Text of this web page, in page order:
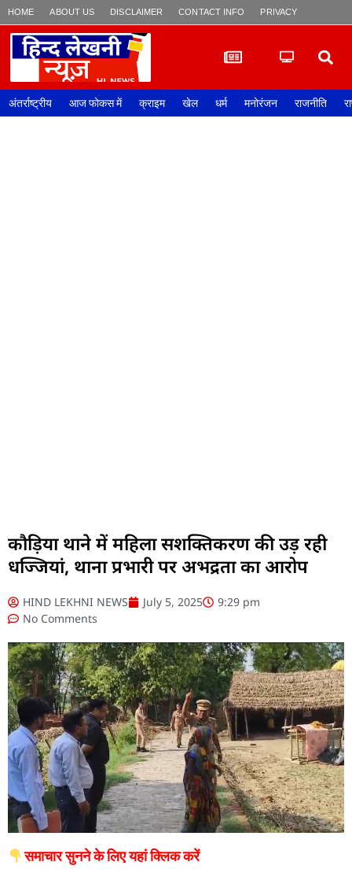
HOME ABOUT US DISCLAIMER CONTACT INFO PRIVACY POLICY
अंतर्राष्ट्रीय आज फोकस में क्राइम खेल धर्म मनोरंजन राजनीति
कौड़िया थाने में महिला सशक्तिकरण की उड़ रही
धज्जियां, थाना प्रभारी पर अभद्रता का आरोप
HIND LEKHNI NEWS July 5, 2025
9:29 pm
No Comments
समाचार सुनने के लिए यहां क्लिक करें